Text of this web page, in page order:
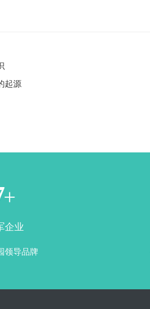
起源
+
企业
领导品牌